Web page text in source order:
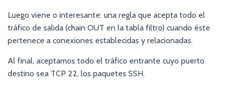
Luego viene o interesante: una regla que acepta todo el
tráfico de salida (chain OUT en la tabla filtro) cuando éste
pertenece a conexiones establecidas y relacionadas.
Al final, aceptamos todo el tráfico entrante cuyo puerto
destino sea TCP 22, los paquetes SSH.